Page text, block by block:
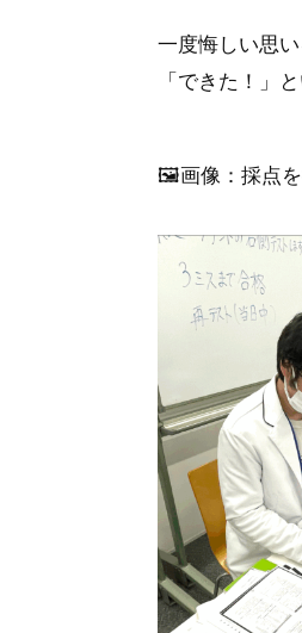
一度悔しい思
「できた！」
🖼画像：採点